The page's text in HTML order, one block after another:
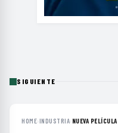
SIGUIENTE
HOME›INDUSTRIA› NUEVA